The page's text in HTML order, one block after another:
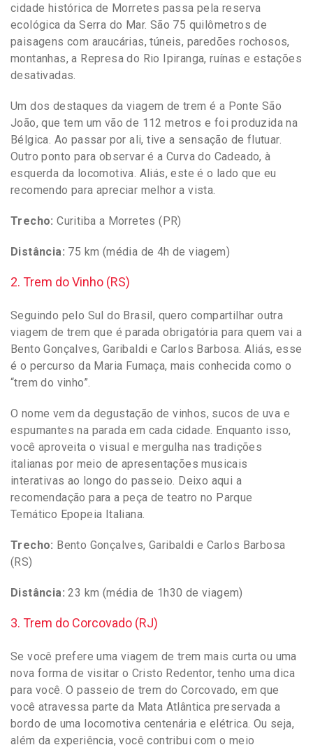
cidade histórica de Morretes passa pela reserva
ecológica da Serra do Mar. São 75 quilômetros de
paisagens com araucárias, túneis, paredões rochosos,
montanhas, a Represa do Rio Ipiranga, ruínas e estações
desativadas.
Um dos destaques da viagem de trem é a Ponte São
João, que tem um vão de 112 metros e foi produzida na
Bélgica. Ao passar por ali, tive a sensação de flutuar.
Outro ponto para observar é a Curva do Cadeado, à
esquerda da locomotiva. Aliás, este é o lado que eu
recomendo para apreciar melhor a vista.
Trecho:Curitiba a Morretes (PR)
Distância: 75 km (média de 4h de viagem)
2. Trem do Vinho (RS)
Seguindo pelo Sul do Brasil, quero compartilhar outra
viagem de trem que é parada obrigatória para quem vai a
Bento Gonçalves, Garibaldi e Carlos Barbosa. Aliás, esse
é o percurso da Maria Fumaça, mais conhecida como o
“trem do vinho”.
O nome vem da degustação de vinhos, sucos de uva e
espumantes na parada em cada cidade. Enquanto isso,
você aproveita o visual e mergulha nas tradições
italianas por meio de apresentações musicais
interativas ao longo do passeio. Deixo aqui a
recomendação para a peça de teatro no Parque
Temático Epopeia Italiana.
Trecho: Bento Gonçalves, Garibaldi e Carlos Barbosa
(RS)
Distância:23 km (média de 1h30 de viagem)
3. Trem do Corcovado (RJ)
Se você prefere uma viagem de trem mais curta ou uma
nova forma de visitar o Cristo Redentor, tenho uma dica
para você. O passeio de trem do Corcovado, em que
você atravessa parte da Mata Atlântica preservada a
bordo de uma locomotiva centenária e elétrica. Ou seja,
além da experiência, você contribui com o meio